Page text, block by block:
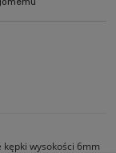
wysokości 6mm